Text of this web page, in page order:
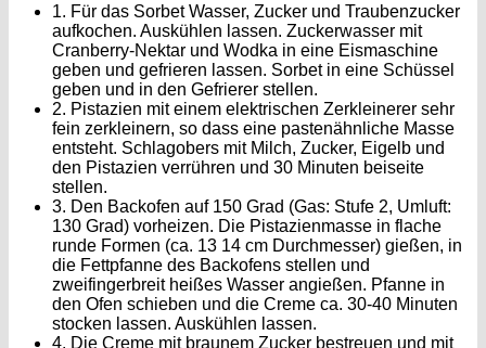
1. Für das Sorbet Wasser, Zucker und Traubenzucker
aufkochen. Auskühlen lassen. Zuckerwasser mit
Cranberry-Nektar und Wodka in eine Eismaschine
geben und gefrieren lassen. Sorbet in eine Schüssel
geben und in den Gefrierer stellen.
2. Pistazien mit einem elektrischen Zerkleinerer sehr
fein zerkleinern, so dass eine pastenähnliche Masse
entsteht. Schlagobers mit Milch, Zucker, Eigelb und
den Pistazien verrühren und 30 Minuten beiseite
stellen.
3. Den Backofen auf 150 Grad (Gas: Stufe 2, Umluft:
130 Grad) vorheizen. Die Pistazienmasse in flache
runde Formen (ca. 13 14 cm Durchmesser) gießen, in
die Fettpfanne des Backofens stellen und
zweifingerbreit heißes Wasser angießen. Pfanne in
den Ofen schieben und die Creme ca. 30-40 Minuten
stocken lassen. Auskühlen lassen.
4. Die Creme mit braunem Zucker bestreuen und mit